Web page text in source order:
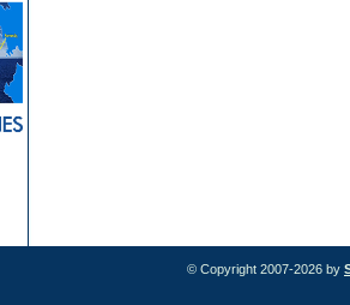
© Copyright 2007-2026 by